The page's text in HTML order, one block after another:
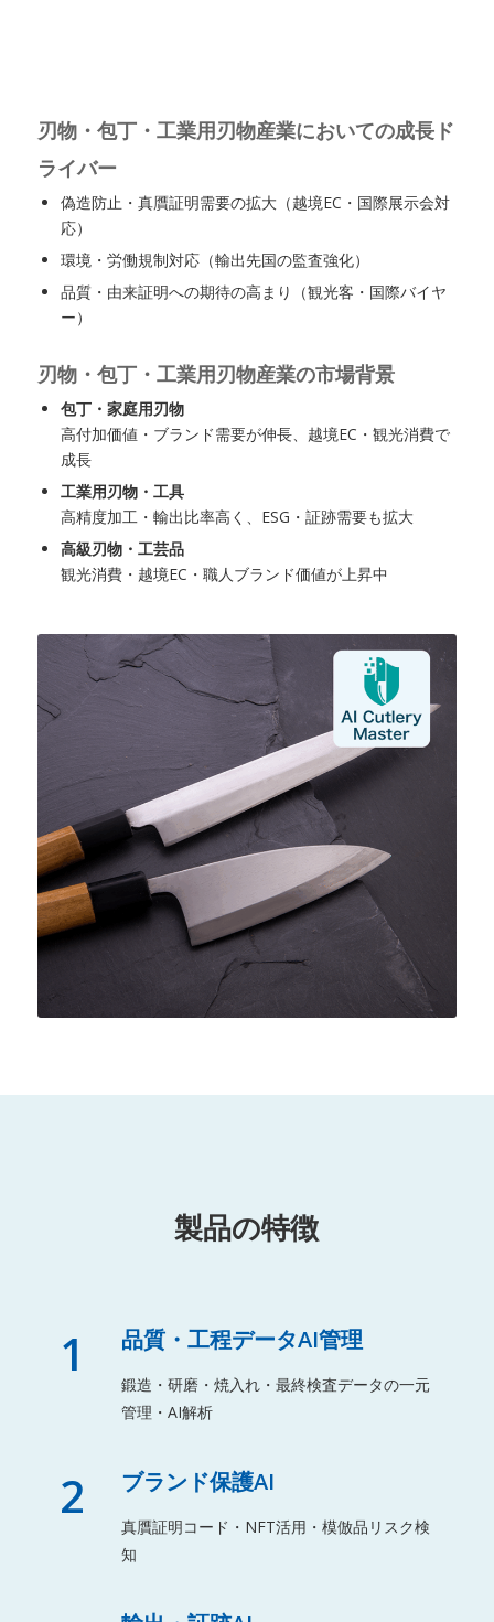
刃物・包丁・工業用刃物産業においての成長ド
ライバー
偽造防止・真贋証明需要の拡大（越境EC・国際展示会対
応）
環境・労働規制対応（輸出先国の監査強化）
品質・由来証明への期待の高まり（観光客・国際バイヤ
ー）
刃物・包丁・工業用刃物産業の市場背景
包丁・家庭用刃物
高付加価値・ブランド需要が伸長、越境EC・観光消費で
成長
工業用刃物・工具
高精度加工・輸出比率高く、ESG・証跡需要も拡大
高級刃物・工芸品
観光消費・越境EC・職人ブランド価値が上昇中
製品の特徴
1 品質・工程データAI管理
鍛造・研磨・焼入れ・最終検査データの一元
管理・AI解析
2 ブランド保護AI
真贋証明コード・NFT活用・模倣品リスク検
知